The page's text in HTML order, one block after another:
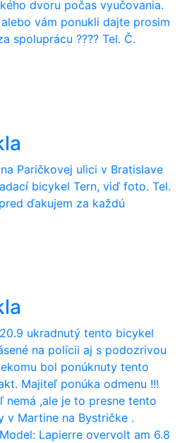
dvoru počas vyučovania.
vám ponukli dajte prosim
spoluprácu ???? Tel. Č.
Paričkovej ulici v Bratislave
bicykel Tern, viď foto. Tel.
ďakujem za každú
ukradnutý tento bicykel
na polícii aj s podozrivou
bol ponúknuty tento
Majiteľ ponúka odmenu !!!
,ale je to presne tento
v Martine na Bystričke .
Lapierre overvolt am 6.8